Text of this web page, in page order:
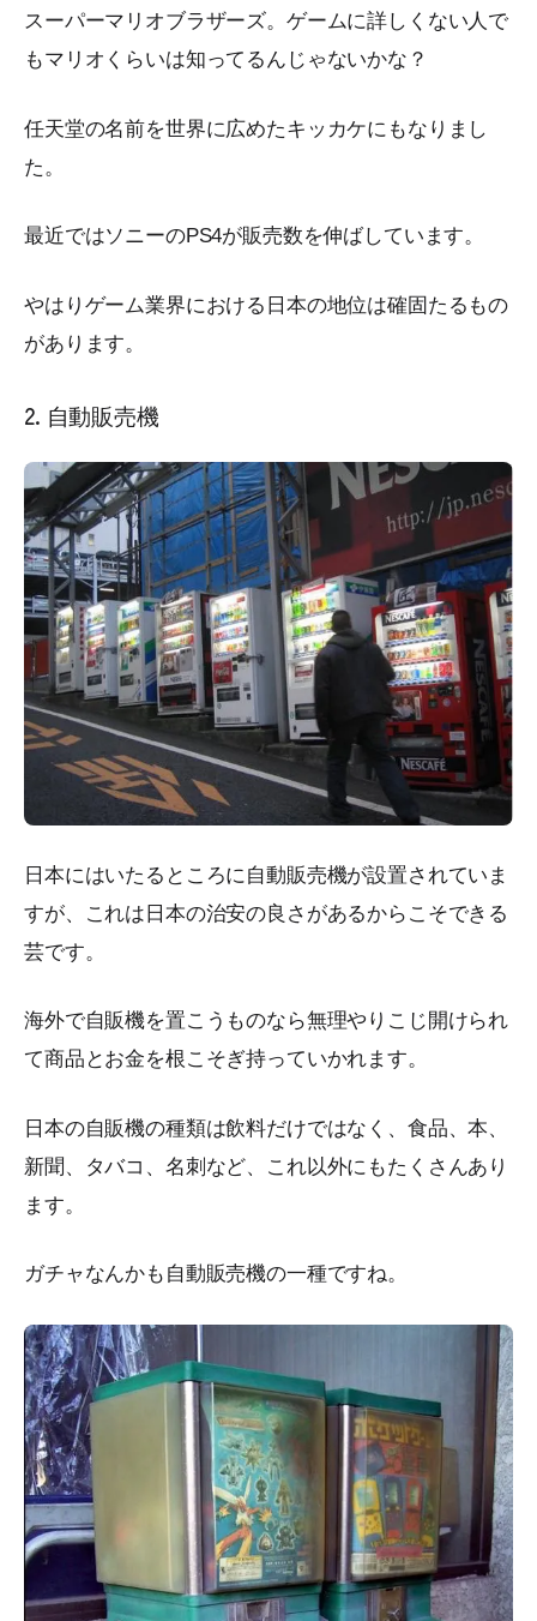
スーパーマリオブラザーズ。ゲームに詳しくない人で
もマリオくらいは知ってるんじゃないかな？
任天堂の名前を世界に広めたキッカケにもなりまし
た。
最近ではソニーのPS4が販売数を伸ばしています。
やはりゲーム業界における日本の地位は確固たるもの
があります。
2. 自動販売機
日本にはいたるところに自動販売機が設置されていま
すが、これは日本の治安の良さがあるからこそできる
芸です。
海外で自販機を置こうものなら無理やりこじ開けられ
て商品とお金を根こそぎ持っていかれます。
日本の自販機の種類は飲料だけではなく、食品、本、
新聞、タバコ、名刺など、これ以外にもたくさんあり
ます。
ガチャなんかも自動販売機の一種ですね。